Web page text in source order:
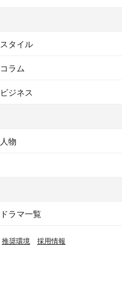
スタイル
コラム
ビジネス
人物
ドラマ一覧
推奨環境 採用情報